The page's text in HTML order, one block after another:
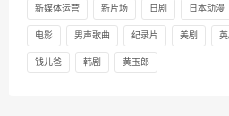
新媒体运营 新片场 日剧 日本动漫
电影 男声歌曲 纪录片 美剧 英
钱儿爸 韩剧 黄玉郎